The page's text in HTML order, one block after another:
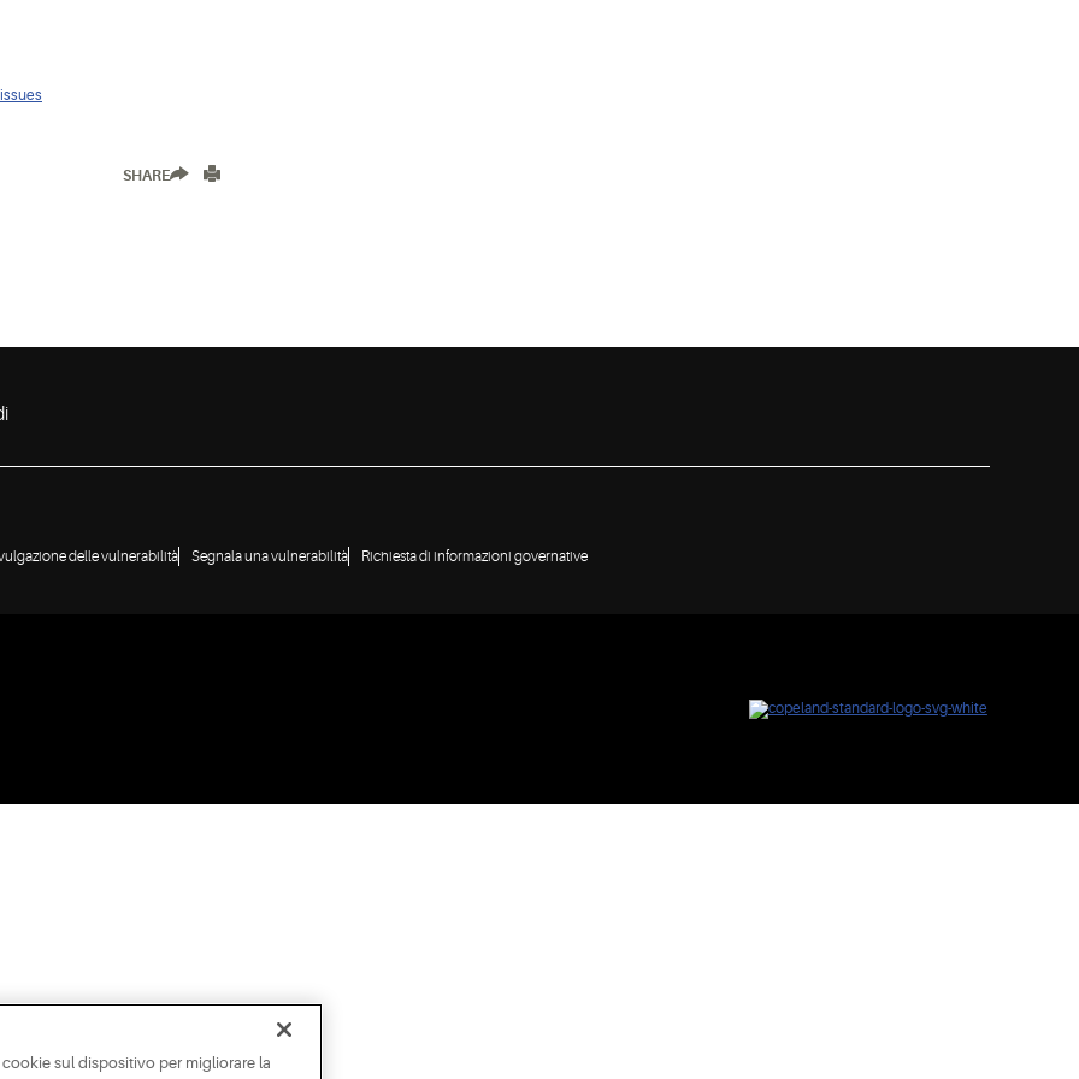
SHARE
delle vulnerabilità Segnala una vulnerabilità Richiesta di informazioni governative
sul dispositivo per migliorare la